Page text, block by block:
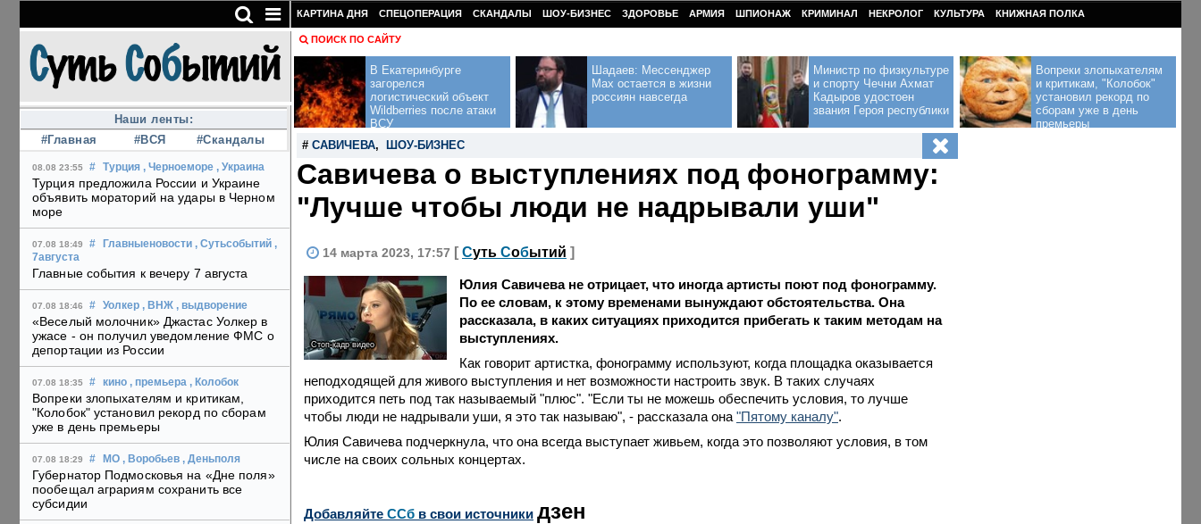
Наши ленты:
#Главная
#ВСЯ #Скандалы
08.08 23:55 # Турция , Черноеморе , Украина
Турция предложила России и Украине
объявить мораторий на удары в Черном
море
07.08 18:49 # Главныеновости , Сутьсобытий ,
7августа
Главные события к вечеру 7 августа
07.08 18:46 # Уолкер , ВНЖ , выдворение
«Веселый молочник» Джастас Уолкер в
ужасе - он получил уведомление ФМС о
депортации из России
07.08 18:35 # кино , премьера , Колобок
Вопреки злопыхателям и критикам,
"Колобок" установил рекорд по сборам
уже в день премьеры
07.08 18:29 # МО , Воробьев , Деньполя
Губернатор Подмосковья на «Дне поля»
пообещал аграриям сохранить все
субсидии
КАРТИНА ДНЯ СПЕЦОПЕРАЦИЯ СКАНДАЛЫ ШОУ-БИЗНЕС ЗДОРОВЬЕ АРМИЯ ШПИОНАЖ КРИМИНАЛ НЕКРОЛОГ КУЛЬТУРА КНИЖНАЯ ПОЛКА
ПОИСК ПО САЙТУ
В Екатеринбурге
загорелся
логистический объект
Wildberries после атаки
ВСУ
Шадаев: Мессенджер
Max остается в жизни
россиян навсегда
Министр по физкультуре
и спорту Чечни Ахмат
Кадыров удостоен
звания Героя республики
Вопреки злопыхателям
и критикам, "Колобок"
установил рекорд по
сборам уже в день
премьеры
# САВИЧЕВА, ШОУ-БИЗНЕС
Савичева о выступлениях под фонограмму:
"Лучше чтобы люди не надрывали уши"
14 марта 2023, 17:57 [ Суть Событий ]
Стоп-кадр видео
Юлия Савичева не отрицает, что иногда артисты поют под фонограмму.
По ее словам, к этому временами вынуждают обстоятельства. Она
рассказала, в каких ситуациях приходится прибегать к таким методам на
выступлениях.
Как говорит артистка, фонограмму используют, когда площадка оказывается
неподходящей для живого выступления и нет возможности настроить звук. В таких случаях
приходится петь под так называемый "плюс". "Если ты не можешь обеспечить условия, то лучше
чтобы люди не надрывали уши, я это так называю", - рассказала она "Пятому каналу".
Юлия Савичева подчеркнула, что она всегда выступает живьем, когда это позволяют условия, в том
числе на своих сольных концертах.
Добавляйте CСб в свои источники дзен